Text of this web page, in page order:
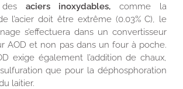
des aciers inoxydables, comme la
l’acier doit être extrême (0.03% C), le
s’effectuera dans un convertisseur
AOD et non pas dans un four à poche.
exige également l’addition de chaux,
que pour la déphosphoration
laitier.